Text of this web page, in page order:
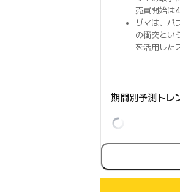
売買開始は
ザマは、パ
の衝突とい
を活用した
期間別予測トレ